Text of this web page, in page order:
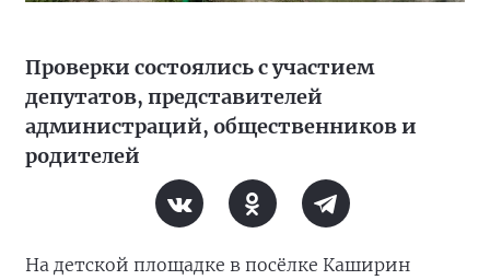
Проверки состоялись с участием
депутатов, представителей
администраций, общественников и
родителей
На детской площадке в посёлке Каширин